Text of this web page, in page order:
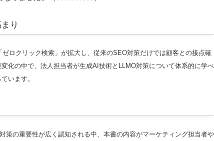
り
ロクリック検索」が拡大し、従来のSEO対策だけでは顧客との接点確
化の中で、法人担当者が生成AI技術とLLMO対策について体系的に学べ
います。
策の重要性が広く認知される中、本書の内容がマーケティング担当者や